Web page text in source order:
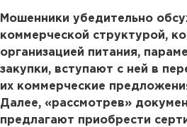
Мошенники убедительно
коммерческой структурой,
организацией питания,
закупки, вступают с ней в
их коммерческие
Далее, «рассмотрев»
предлагают приобрести